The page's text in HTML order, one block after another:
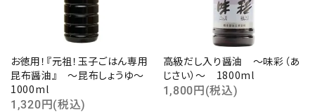
お徳用！『元祖！玉子ごはん専用
昆布醤油』 ～昆布しょうゆ～
1000ml
1,320円(税込)
高級だし入り醤油 ～味彩（あ
じさい）～ 1800ml
1,800円(税込)